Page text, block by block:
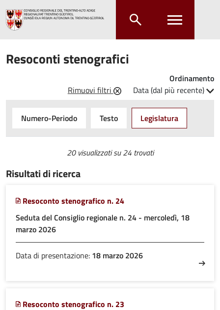
Resoconti stenografici
Rimuovi filtri
Ordinamento
Data (dal più recente)
Numero-Periodo Testo Legislatura
20 visualizzati su24 trovati
Risultati di ricerca
Resoconto stenografico n. 24
Seduta del Consiglio regionale n. 24 - mercoledì, 18
marzo 2026
Data di presentazione: 18 marzo 2026
Resoconto stenografico n. 23